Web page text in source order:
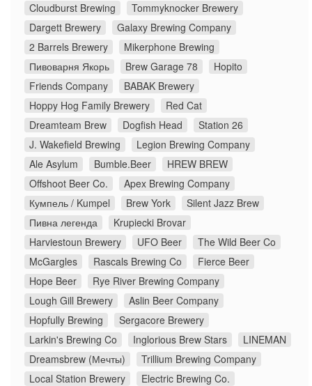
Cloudburst Brewing
Tommyknocker Brewery
Dargett Brewery
Galaxy Brewing Company
2 Barrels Brewery
Mikerphone Brewing
Пивоварня Якорь
Brew Garage 78
Hopito
Friends Company
BABAK Brewery
Hoppy Hog Family Brewery
Red Cat
Dreamteam Brew
Dogfish Head
Station 26
J. Wakefield Brewing
Legion Brewing Company
Ale Asylum
Bumble.Beer
HREW BREW
Offshoot Beer Co.
Apex Brewing Company
Кумпель / Kumpel
Brew York
Silent Jazz Brew
Пивна легенда
Krupiecki Brovar
Harviestoun Brewery
UFO Beer
The Wild Beer Co
McGargles
Rascals Brewing Co
Fierce Beer
Hope Beer
Rye River Brewing Company
Lough Gill Brewery
Aslin Beer Company
Hopfully Brewing
Sergacore Brewery
Larkin's Brewing Co
Inglorious Brew Stars
LINEMAN
Dreamsbrew (Мечты)
Trillium Brewing Company
Local Station Brewery
Electric Brewing Co.